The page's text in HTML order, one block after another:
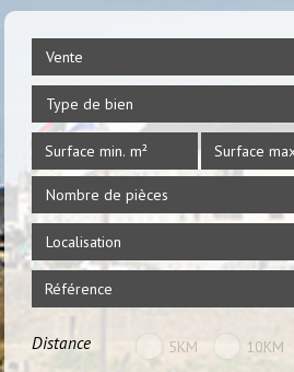
Vente
Type de bien
Nombre de pièces
Localisation
Distance 5KM 10KM